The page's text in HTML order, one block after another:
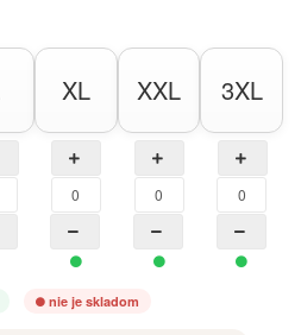
XL XXL 3XL
nie je skladom